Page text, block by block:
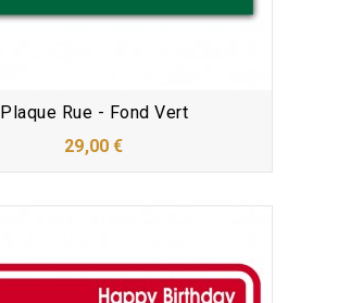
Plaque Rue - Fond Vert
29,00 €